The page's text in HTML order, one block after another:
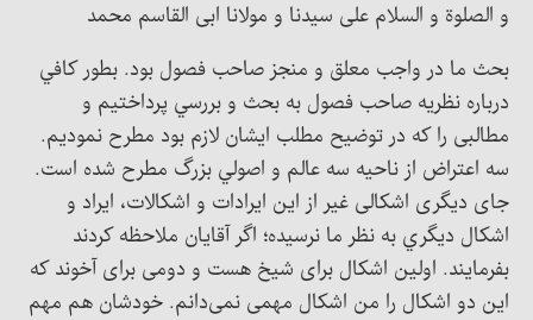
و الصلوة و السلام علی سیدنا و مولانا ابی القاسم محمد
بحث ما در واجب معلق و منجز صاحب فصول بود. بطور کافي
درباره نظریه صاحب فصول به بحث و بررسي پرداختيم و
مطالبی را که در توضیح مطلب ايشان لازم بود مطرح نمودیم.
سه اعتراض از ناحيه سه عالم و اصولي بزرگ مطرح شده است.
جای دیگری اشکالی غير از اين ايرادات و اشکالات، ايراد و
اشکال ديگري به نظر ما نرسيده؛ اگر آقایان ملاحظه کردند
بفرمایند. اولین اشکال برای شیخ هست و دومی برای آخوند که
این دو اشکال را من اشکال مهمی نمی‌دانم. خودشان هم مهم